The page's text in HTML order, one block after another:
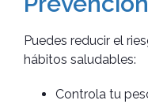
Puedes reducir el
hábitos saludables:
Controla tu